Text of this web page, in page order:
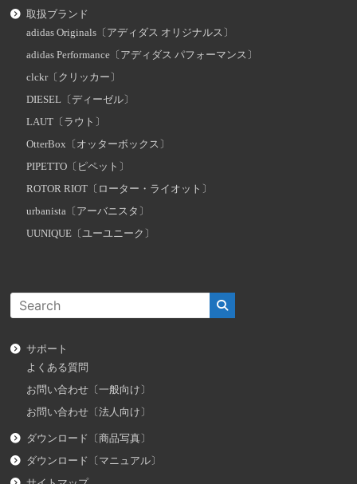
取扱ブランド
adidas Originals〔アディダス オリジナルス〕
adidas Performance〔アディダス パフォーマンス〕
clckr〔クリッカー〕
DIESEL〔ディーゼル〕
LAUT〔ラウト〕
OtterBox〔オッターボックス〕
PIPETTO〔ピペット〕
ROTOR RIOT〔ローター・ライオット〕
urbanista〔アーバニスタ〕
UUNIQUE〔ユーユニーク〕
サポート
よくある質問
お問い合わせ〔一般向け〕
お問い合わせ〔法人向け〕
ダウンロード〔商品写真〕
ダウンロード〔マニュアル〕